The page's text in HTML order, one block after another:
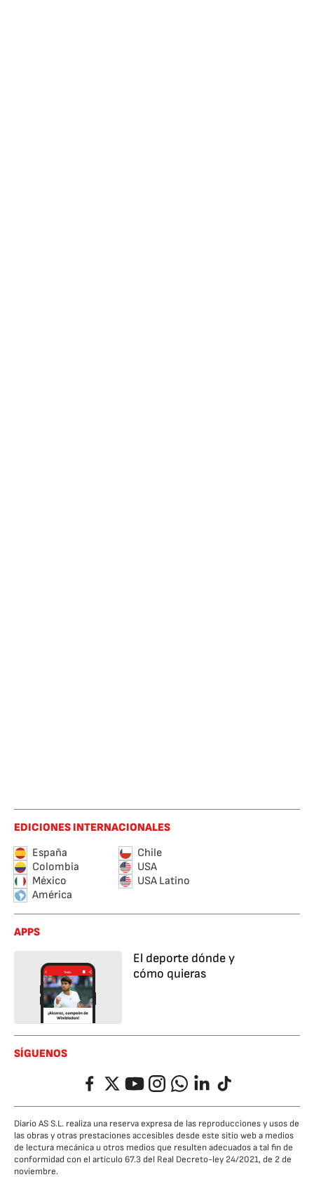
EDICIONES INTERNACIONALES
España
Chile
Colombia
USA
México
USA Latino
América
APPS
El deporte dónde y
cómo quieras
SÍGUENOS
FacebookTwitterYouTubeInstagramWhatsappLinkedIn
TikTok
Diario AS S.L. realiza una reserva expresa de las reproducciones y usos de
las obras y otras prestaciones accesibles desde este sitio web a medios
de lectura mecánica u otros medios que resulten adecuados a tal fin de
conformidad con el artículo 67.3 del Real Decreto-ley 24/2021, de 2 de
noviembre.